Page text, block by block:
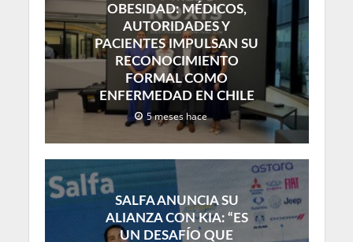
OBESIDAD: MÉDICOS,
AUTORIDADES Y
PACIENTES IMPULSAN SU
RECONOCIMIENTO
FORMAL COMO
ENFERMEDAD EN CHILE
5 meses hace
SALFA ANUNCIA SU
ALIANZA CON KIA: “ES
UN DESAFÍO QUE